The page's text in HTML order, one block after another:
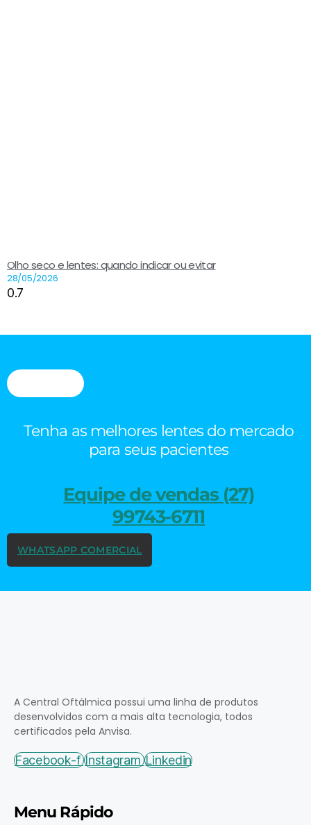
Olho seco e lentes: quando indicar ou evitar
28/05/2026
Tenha as melhores lentes do mercado
para seus pacientes
Equipe de vendas (27)
99743-6711
WHATSAPP COMERCIAL
A Central Oftálmica possui uma linha de produtos
desenvolvidos com a mais alta tecnologia, todos
certificados pela Anvisa.
Facebook-f Instagram Linkedin
Menu Rápido